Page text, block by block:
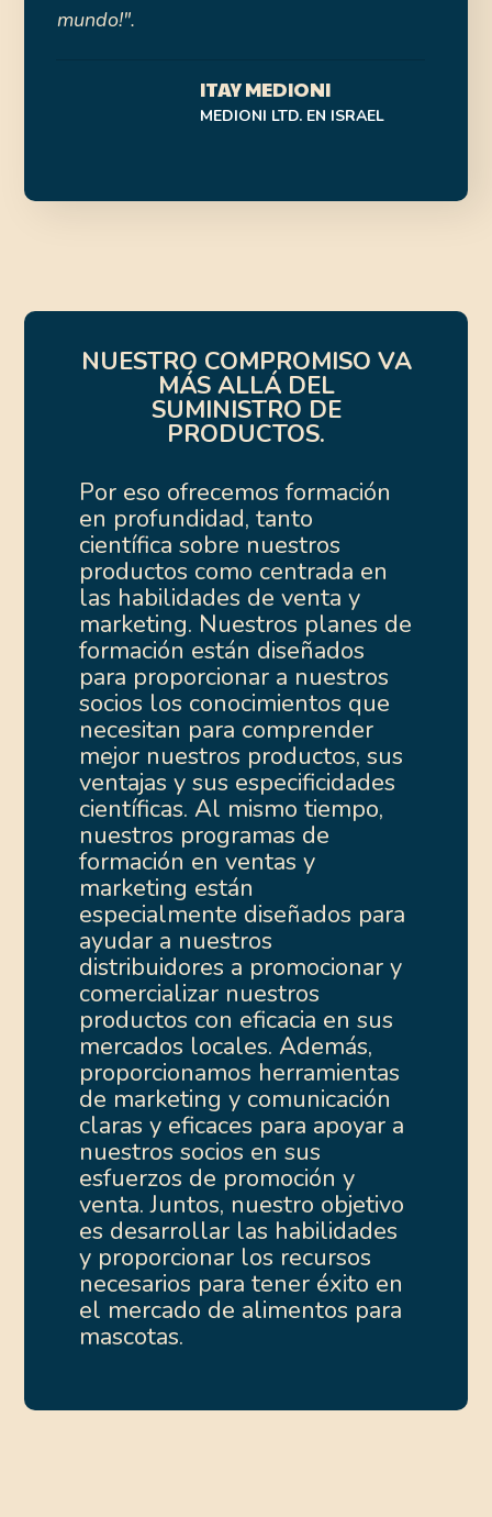
mundo!".
ITAY MEDIONI
MEDIONI LTD. EN ISRAEL
NUESTRO COMPROMISO VA
MÁS ALLÁ DEL
SUMINISTRO DE
PRODUCTOS.
Por eso ofrecemos formación
en profundidad, tanto
científica sobre nuestros
productos como centrada en
las habilidades de venta y
marketing. Nuestros planes de
formación están diseñados
para proporcionar a nuestros
socios los conocimientos que
necesitan para comprender
mejor nuestros productos, sus
ventajas y sus especificidades
científicas. Al mismo tiempo,
nuestros programas de
formación en ventas y
marketing están
especialmente diseñados para
ayudar a nuestros
distribuidores a promocionar y
comercializar nuestros
productos con eficacia en sus
mercados locales. Además,
proporcionamos herramientas
de marketing y comunicación
claras y eficaces para apoyar a
nuestros socios en sus
esfuerzos de promoción y
venta. Juntos, nuestro objetivo
es desarrollar las habilidades
y proporcionar los recursos
necesarios para tener éxito en
el mercado de alimentos para
mascotas.